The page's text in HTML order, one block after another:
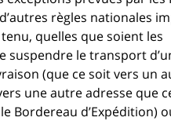
règles nationales
quelles que soient les
suspendre le transport
(que ce soit vers un
une autre adresse que
Bordereau d’Expédition)